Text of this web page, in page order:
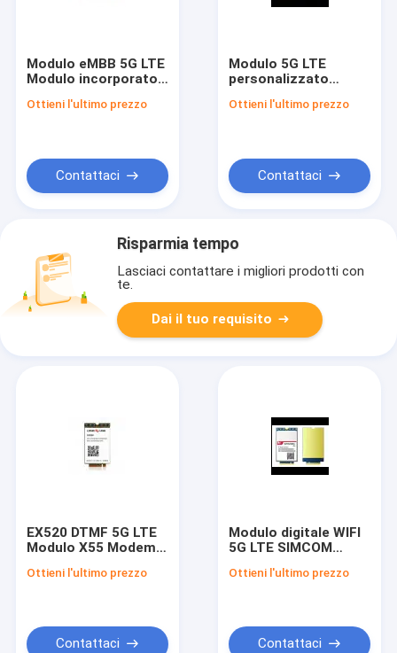
Modulo eMBB 5G LTE
Modulo incorporato
5G Sub-6GHz
Ottieni l'ultimo prezzo
Contattaci
Modulo 5G LTE
personalizzato
Modulo 5G NR/LTE-
Ottieni l'ultimo prezzo
Contattaci
Risparmia tempo
Lasciaci contattare i migliori prodotti con
te.
Dai il tuo requisito
EX520 DTMF 5G LTE
Modulo X55 Modem
Modulo
Ottieni l'ultimo prezzo
Contattaci
Modulo digitale WIFI
5G LTE SIMCOM
Modulo 5G NR
Ottieni l'ultimo prezzo
Contattaci